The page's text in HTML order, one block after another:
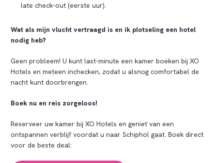
late check-out (eerste uur).
Wat als mijn vlucht vertraagd is en ik plotseling een hotel
nodig heb?
Geen probleem! U kunt last-minute een kamer boeken bij XO
Hotels en meteen inchecken, zodat u alsnog comfortabel de
nacht kunt doorbrengen.
Boek nu en reis zorgeloos!
Reserveer uw kamer bij XO Hotels en geniet van een
ontspannen verblijf voordat u naar Schiphol gaat. Boek direct
voor de beste deal: